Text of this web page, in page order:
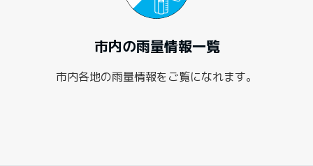
市内の雨量情報一覧
市内各地の雨量情報をご覧になれます。